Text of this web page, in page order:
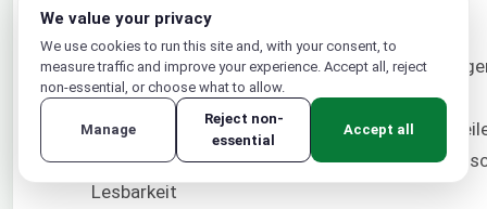
cat: Zeigt nur das Nachrichtenfeld selbst an.
export: Ein Binärformat, das sich zum
Sichern eignet.
json: Standard-JSON mit einem Eintrag pro
json-pretty: JSON-formatiert für bessere
Lesbarkeit
We value your privacy
We use cookies to run this site and, with your consent, to
measure traffic and improve your experience. Accept all, reject
non-essential, or choose what to allow.
Manage
Reject non-
essential
Accept all